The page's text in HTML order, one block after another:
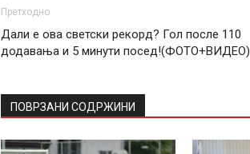
Претходно
Дали е ова светски рекорд? Гол после 110
додавања и 5 минути посед!(ФОТО+ВИДЕО)
ПОВРЗАНИ СОДРЖИНИ